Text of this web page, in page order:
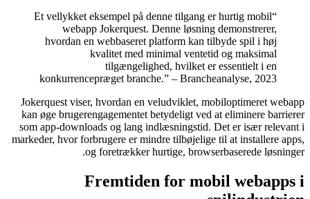
“Et vellykket eksempel på denne tilgang er hurtig mobil
webapp Jokerquest. Denne løsning demonstrerer,
hvordan en webbaseret platform kan tilbyde spil i høj
kvalitet med minimal ventetid og maksimal
tilgængelighed, hvilket er essentielt i en
konkurrencepræget branche.” – Brancheanalyse, 2023
Jokerquest viser, hvordan en veludviklet, mobiloptimeret webapp
kan øge brugerengagementet betydeligt ved at eliminere barrierer
som app-downloads og lang indlæsningstid. Det er især relevant i
markeder, hvor forbrugere er mindre tilbøjelige til at installere apps,
og foretrækker hurtige, browserbaserede løsninger.
Fremtiden for mobil webapps i